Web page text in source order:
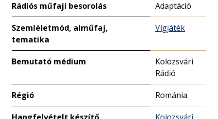
Rádiós műfaji besorolás Adaptáció
Szemléletmód, alműfaj,
tematika
Vígjáték
Bemutató médium
Kolozsvári
Rádió
Régió Románia